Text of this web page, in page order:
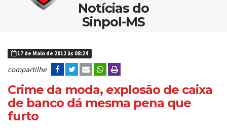
Notícias do
Sinpol-MS
17 de Maio de 2012 às 08:24
compartilhe
Crime da moda, explosão de caixa
de banco dá mesma pena que
furto